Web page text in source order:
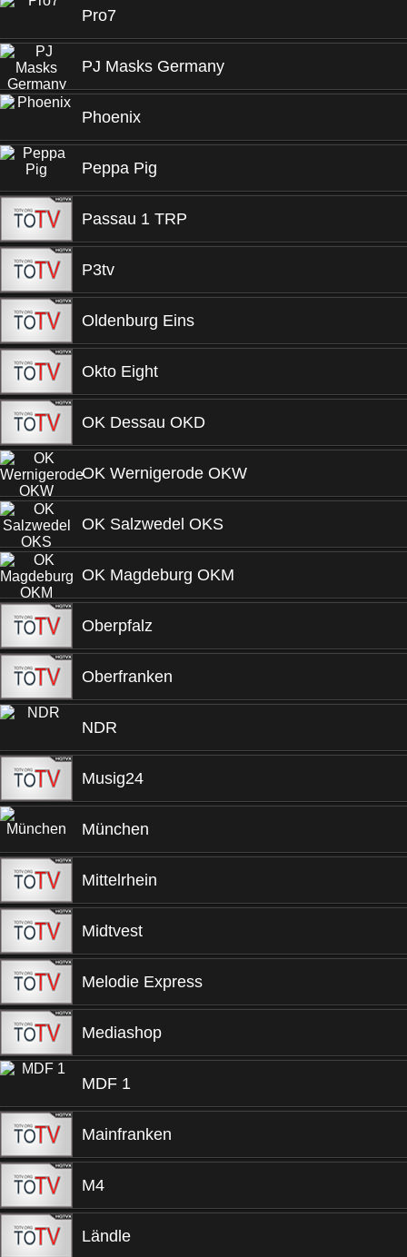
Pro7
PJ Masks Germany
Phoenix
Peppa Pig
Passau 1 TRP
P3tv
Oldenburg Eins
Okto Eight
OK Dessau OKD
OK Wernigerode OKW
OK Salzwedel OKS
OK Magdeburg OKM
Oberpfalz
Oberfranken
NDR
Musig24
München
Mittelrhein
Midtvest
Melodie Express
Mediashop
MDF 1
Mainfranken
M4
Ländle